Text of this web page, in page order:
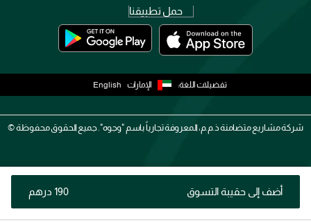
أضف إلى حقيبة التسوق ⁦190⁩ درهم
حمل تطبيقنا
تفضيلات اللغة: الإمارات English
شركة مشاريع متضامنة ذ.م.م، المعروفة تجارياً باسم "وجوه". جميع الحقوق محفوظة ©